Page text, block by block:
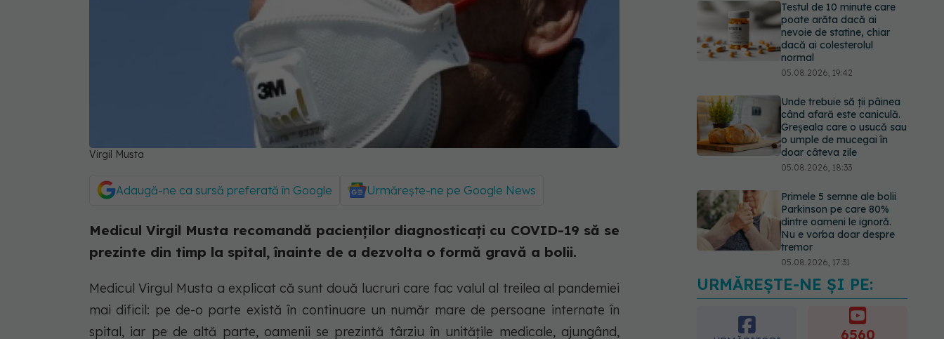
Virgil Musta
Adaugă-ne ca sursă preferată în Google Urmărește-ne pe Google News
Medicul Virgil Musta recomandă pacienților diagnosticați cu COVID-19 să se
prezinte din timp la spital, înainte de a dezvolta o formă gravă a bolii.
Medicul Virgul Musta a explicat că sunt două lucruri care fac valul al treilea al pandemiei
mai dificil: pe de-o parte există în continuare un număr mare de persoane internate în
spital, iar pe de altă parte, oamenii se prezintă târziu în unitățile medicale, ajungând,
Testul de 10 minute care
poate arăta dacă ai
nevoie de statine, chiar
dacă ai colesterolul
normal
05.08.2026, 19:42
Unde trebuie să ții pâinea
când afară este caniculă.
Greșeala care o usucă sau
o umple de mucegai în
doar câteva zile
05.08.2026, 18:33
Primele 5 semne ale bolii
Parkinson pe care 80%
dintre oameni le ignoră.
Nu e vorba doar despre
tremor
05.08.2026, 17:31
Gabriela Cristea, manifest
pentru respect și
acceptare: Corpul
fiecăruia spune o poveste
URMĂREȘTE-NE ȘI PE:
6560